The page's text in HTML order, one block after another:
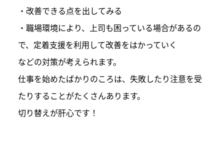
・改善できる点を出してみる
・職場環境により、上司も困っている場合があるの
で、定着支援を利用して改善をはかっていく
などの対策が考えられます。
仕事を始めたばかりのころは、失敗したり注意を受
たりすることがたくさんあります。
切り替えが肝心です！